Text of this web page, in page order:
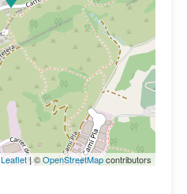
Leaflet| ©OpenStreetMapcontributors